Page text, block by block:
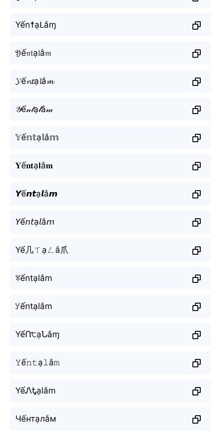
Yến☨ạᒪắɱ
𝔜ế𝔫𝔱ạ𝔩ắ𝔪
𝓨ế𝓷𝓽ạ𝓵ắ𝓶
𝒴ế𝓃𝓉ạ𝓁ắ𝓂
𝕐ế𝕟𝕥ạ𝕝ắ𝕞
𝐘ế𝐧𝐭ạ𝐥ắ𝐦
𝙔ế𝙣𝙩ạ𝙡ắ𝙢
𝘠ế𝘯𝘵ạ𝘭ắ𝘮
Yế几ㄒạㄥắ爪
ꐟếntạlắm
ꌦếntạlắm
YếՈ੮ạՆắɱ
𝚈ế𝚗𝚝ạ𝚕ắ𝚖
YếᏁᎿạlắm
Чếнтạлắм